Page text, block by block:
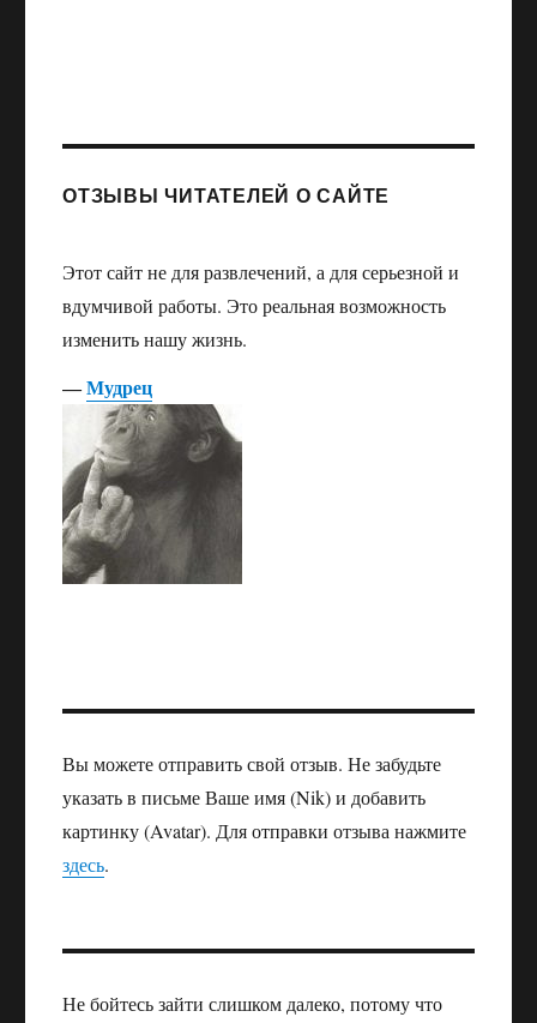
ОТЗЫВЫ ЧИТАТЕЛЕЙ О САЙТЕ
Этот сайт не для развлечений, а для серьезной и
вдумчивой работы. Это реальная возможность
изменить нашу жизнь.
―Мудрец
Вы можете отправить свой отзыв. Не забудьте
указать в письме Ваше имя (Nik) и добавить
картинку (Avatar). Для отправки отзыва нажмите
здесь.
Не бойтесь зайти слишком далеко, потому что